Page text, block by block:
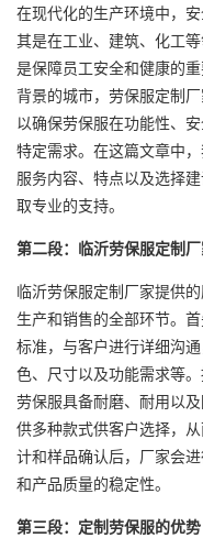
在现代化的生产环境中，
其是在工业、建筑、化工
是保障员工安全和健康的
背景的城市， 劳保服定制
以确保劳保服在功能性、
特定需求。在这篇文章中
服务内容、特点以及选择
取专业的支持。
第二段：临沂劳保服定制
临沂劳保服定制厂家提供
生产和销售的全部环节。
标准，与客户进行详细沟
色、尺寸以及功能需求等
劳保服具备耐磨、耐用以
供多种款式供客户选择，
计和样品确认后，厂家会
和产品质量的稳定性。
第三段：定制劳保服的优势